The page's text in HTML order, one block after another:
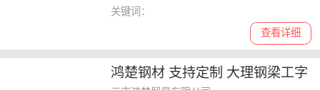
查看详细
关键词：
鸿楚钢材 支持定制 大理钢梁工字